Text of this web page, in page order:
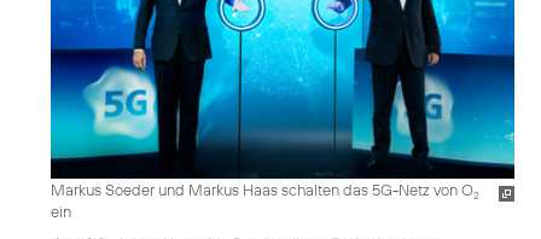
Markus Soeder und Markus Haas schalten das 5G-Netz von O2
ein